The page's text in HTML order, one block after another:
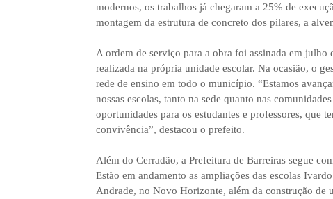
modernos, os trabalhos já chegaram a 25% de
montagem da estrutura de concreto dos pilares, a
A ordem de serviço para a obra foi assinada em
realizada na própria unidade escolar. Na ocasião, o
rede de ensino em todo o município. “Estamos
nossas escolas, tanto na sede quanto nas
oportunidades para os estudantes e professores, que
convivência”, destacou o prefeito.
Além do Cerradão, a Prefeitura de Barreiras segue
Estão em andamento as ampliações das escolas
Andrade, no Novo Horizonte, além da construção de